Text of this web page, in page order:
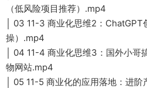
（低风险项目推荐）.mp4
│ 03 11-3 商业化思维2：
操）.mp4
│ 04 11-4 商业化思维3：国外小哥
物网站.mp4
│ 05 11-5 商业化的应用落地：进